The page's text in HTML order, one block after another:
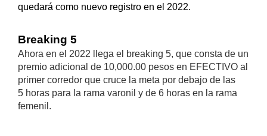
quedará como nuevo registro en el 2022.
Breaking 5
Ahora en el 2022 llega el breaking 5, que consta de un
premio adicional de 10,000.00 pesos en EFECTIVO al
primer corredor que cruce la meta por debajo de las
5 horas para la rama varonil y de 6 horas en la rama
femenil.